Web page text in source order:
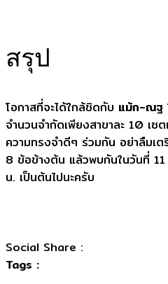
สรุป
โอกาสที่จะได้ใกล้ชิดกับ แม้ก-ณฐ
จำนวนจำกัดเพียงสาขาละ 10 เซ
ความทรงจำดีๆ ร่วมกัน อย่าลืมเ
8 ข้อข้างต้น แล้วพบกันในวันที่
น. เป็นต้นไปนะครับ
Social Share :
Tags :